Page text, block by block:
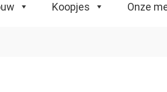
Koopjes Onze